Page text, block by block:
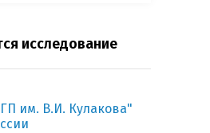
исследование
им. В.И. Кулакова"